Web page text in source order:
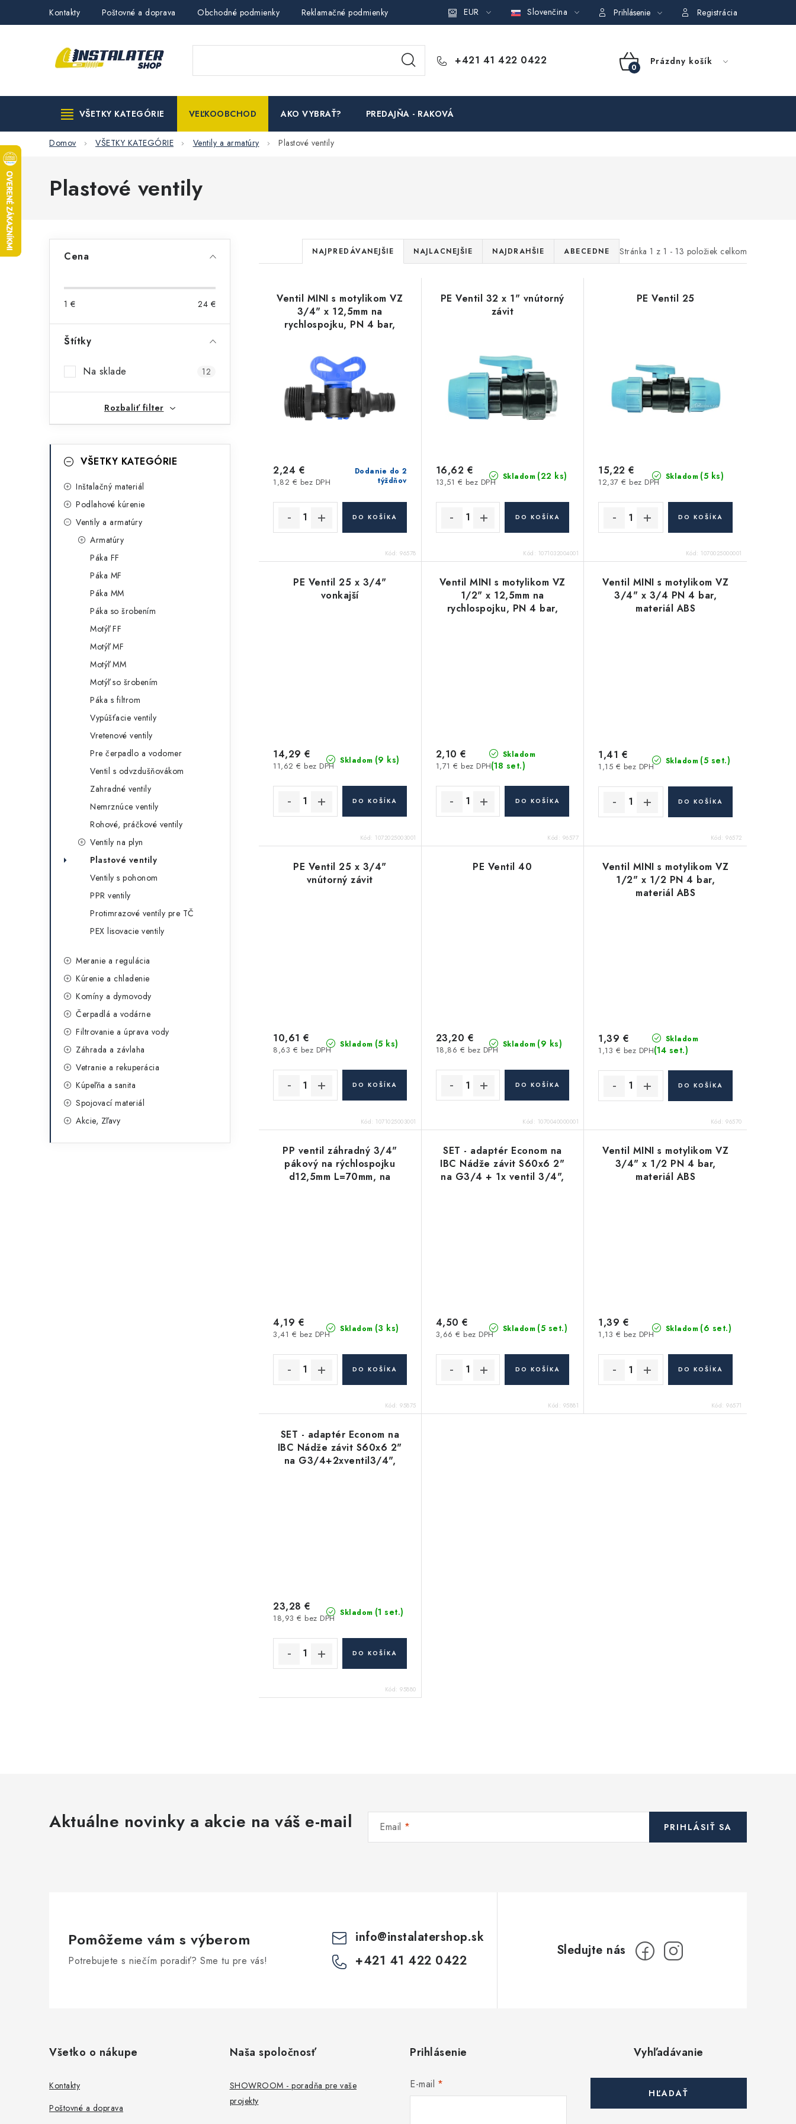
Kontakty Poštovné a doprava Obchodné podmienky Reklamačné podmienky Podmienky ochrany osobných údajov Obchodné podmienky požičovne náradia
EUR Slovenčina Prihlásenie Registrácia
+421 41 422 0422
NÁKUPNÝ
Prázdny košík
VŠETKY KATEGÓRIE VEĽKOOBCHOD AKO VYBRAŤ? PREDAJŇA - RAKOVÁ
Domov VŠETKY KATEGÓRIE Ventily a armatúry Plastové ventily
Plastové ventily
n
a
e
l
Cena
1 € 24 €
Štítky
Na sklade 12
Rozbaliť filter
kategórieVŠETKY KATEGÓRIE
Inštalačný materiál
Podlahové kúrenie
Ventily a armatúry
Armatúry
Páka FF
Páka MF
Páka MM
Páka so šrobením
Motýľ FF
Motýľ MF
Motýľ MM
Motýľ so šrobením
Páka s filtrom
Vypúšťacie ventily
Vretenové ventily
Pre čerpadlo a vodomer
Ventil s odvzdušňovákom
Zahradné ventily
Nemrznúce ventily
Rohové, práčkové ventily
Ventily na plyn
Plastové ventily
Ventily s pohonom
PPR ventily
Protimrazové ventily pre TČ
PEX lisovacie ventily
Meranie a regulácia
Kúrenie a chladenie
Komíny a dymovody
Čerpadlá a vodárne
Filtrovanie a úprava vody
Záhrada a závlaha
Vetranie a rekuperácia
Kúpeľňa a sanita
Spojovací materiál
Akcie, Zľavy
Stránka 1 z 1 - 13 položiek celkom
R
a
d
e
e
p
r
d
u
k
t
o
v
NAJPREDÁVANEJŠIE NAJLACNEJŠIE NAJDRAHŠIE ABECEDNE
o
Ventil MINI s motylikom VZ
3/4" x 12,5mm na
rychlospojku, PN 4 bar,
Dodanie do 2
týždňov
1,82 € bez DPH
2,24 €
DO KOŠÍKA
Kód:96578
PE Ventil 32 x 1" vnútorný
závit
Skladom (22 ks)
13,51 € bez DPH
16,62 €
DO KOŠÍKA
Kód: 1071032004001
PE Ventil 25
Skladom (5 ks)
12,37 € bez DPH
15,22 €
DO KOŠÍKA
Kód: 1070025000001
PE Ventil 25 x 3/4"
vonkajší
Skladom (9 ks)
11,62 € bez DPH
14,29 €
DO KOŠÍKA
Kód: 1072025003001
Ventil MINI s motylikom VZ
1/2" x 12,5mm na
rychlospojku, PN 4 bar,
Skladom
(18 set.)
1,71 € bez DPH
2,10 €
DO KOŠÍKA
Kód: 96577
Ventil MINI s motylikom VZ
3/4" x 3/4 PN 4 bar,
materiál ABS
Skladom (5 set.)
1,15 € bez DPH
1,41 €
DO KOŠÍKA
Kód:96572
PE Ventil 25 x 3/4"
vnútorný závit
Skladom (5 ks)
8,63 € bez DPH
10,61 €
DO KOŠÍKA
Kód: 1071025003001
PE Ventil 40
Skladom (9 ks)
18,86 € bez DPH
23,20 €
DO KOŠÍKA
Kód: 1070040000001
Ventil MINI s motylikom VZ
1/2" x 1/2 PN 4 bar,
materiál ABS
Skladom
(14 set.)
1,13 € bez DPH
1,39 €
DO KOŠÍKA
Kód:96570
PP ventil záhradný 3/4"
pákový na rýchlospojku
d12,5mm L=70mm, na
Skladom (3 ks)
3,41 € bez DPH
4,19 €
DO KOŠÍKA
Kód:95875
SET - adaptér Econom na
IBC Nádže závit S60x6 2"
na G3/4 + 1x ventil 3/4",
Skladom (5 set.)
3,66 € bez DPH
4,50 €
DO KOŠÍKA
Kód: 95881
Ventil MINI s motylikom VZ
3/4" x 1/2 PN 4 bar,
materiál ABS
Skladom (6 set.)
1,13 € bez DPH
1,39 €
DO KOŠÍKA
Kód:96571
SET - adaptér Econom na
IBC Nádže závit S60x6 2"
na G3/4+2xventil3/4",
Skladom (1 set.)
18,93 € bez DPH
23,28 €
DO KOŠÍKA
Kód:95880
d
v
p
i
s
Aktuálne novinky a akcie na váš e-mail Email PRIHLÁSIŤ SA
Pomôžeme vám s výberom
Potrebujete s niečím poradiť? Sme tu pre vás!
info@instalatershop.sk
+421 41 422 0422
Všetko o nákupe
Kontakty
Poštovné a doprava
Naša spoločnosť
SHOWROOM - poradňa pre vaše
projekty
Prihlásenie
E-mail
Vyhľadávanie
HĽADAŤ